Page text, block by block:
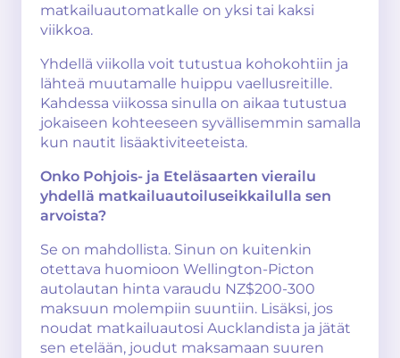
matkailuautomatkalle on yksi tai kaksi
viikkoa.
Yhdellä viikolla voit tutustua kohokohtiin ja
lähteä muutamalle huippu vaellusreitille.
Kahdessa viikossa sinulla on aikaa tutustua
jokaiseen kohteeseen syvällisemmin samalla
kun nautit lisäaktiviteeteista.
Onko Pohjois- ja Eteläsaarten vierailu
yhdellä matkailuautoiluseikkailulla sen
arvoista?
Se on mahdollista. Sinun on kuitenkin
otettava huomioon Wellington-Picton
autolautan hinta varaudu NZ$200-300
maksuun molempiin suuntiin. Lisäksi, jos
noudat matkailuautosi Aucklandista ja jätät
sen etelään, joudut maksamaan suuren